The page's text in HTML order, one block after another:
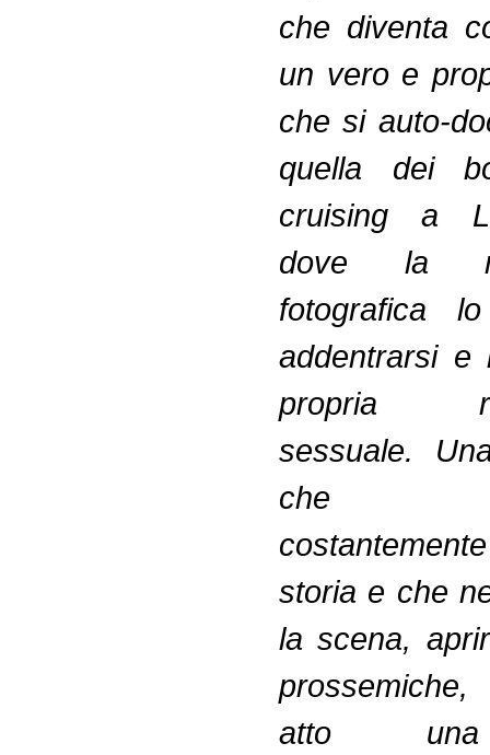
che diventa
un vero e
che si auto-
quella dei
cruising a
dove la
fotografica
addentrarsi e
propria
sessuale.
che
storia e che
la scena,
atto